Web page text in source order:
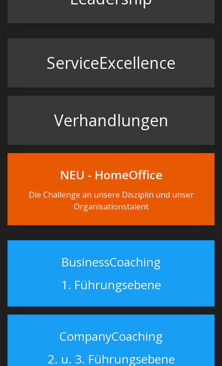
ServiceExcellence
Verhandlungen
NEU - HomeOffice
Die Challenge an unsere Disziplin und unser
Organisationstalent
BusinessCoaching
1. Führungsebene
CompanyCoaching
2. u. 3. Führungsebene